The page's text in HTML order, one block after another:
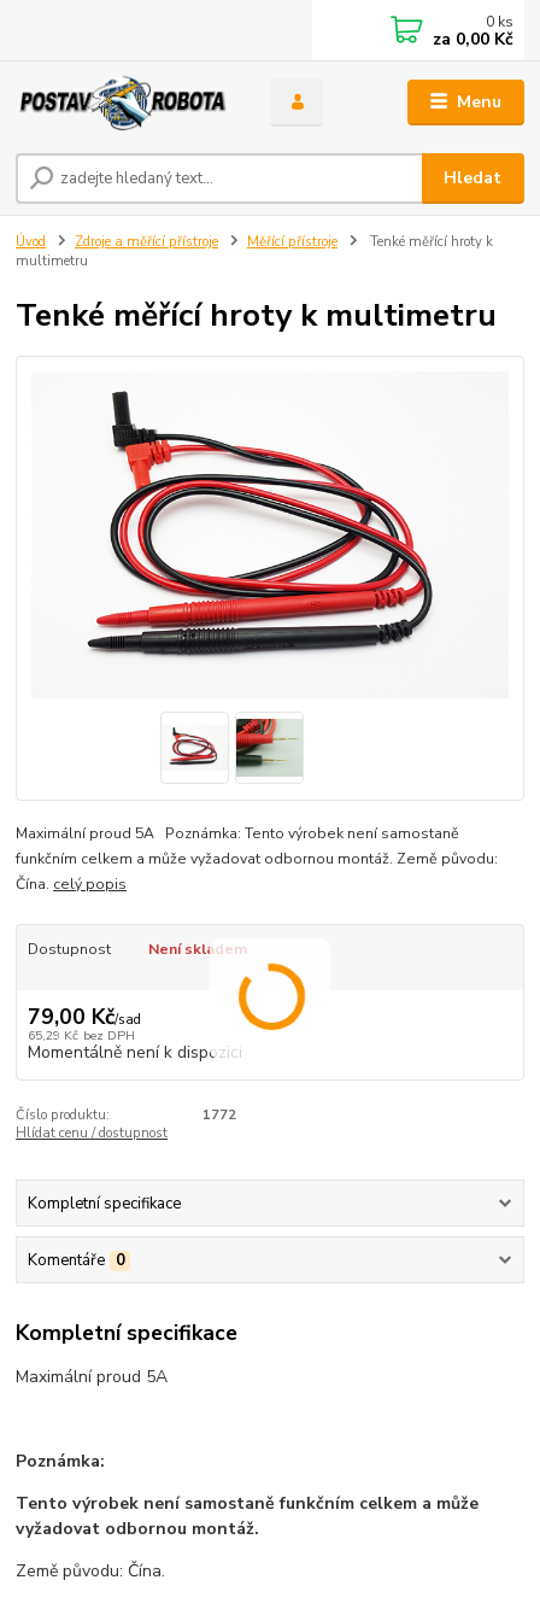
Menu
Hledat
0 ks
za 0,00 Kč
Úvod Zdroje a měřící přístroje Měřící přístroje
Tenké měřící hroty k
multimetru
Tenké měřící hroty k multimetru
Maximální proud 5A Poznámka: Tento výrobek není samostaně
funkčním celkem a může vyžadovat odbornou montáž. Země původu:
Čína. celý popis
Dostupnost Není skladem
79,00 Kč/sad
65,29 Kč bez DPH
Momentálně není k dispozici
Číslo produktu:
1772
Hlídat cenu / dostupnost
Kompletní specifikace
Komentáře 0
Kompletní specifikace
Maximální proud 5A
Poznámka:
Tento výrobek není samostaně funkčním celkem a může
vyžadovat odbornou montáž.
Země původu: Čína.